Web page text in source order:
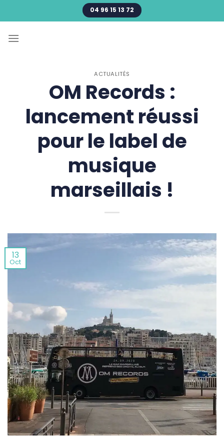
au
04 96 15 13 72
ACTUALITÉS
OM Records :
lancement réussi
pour le label de
musique
marseillais !
13
Oct